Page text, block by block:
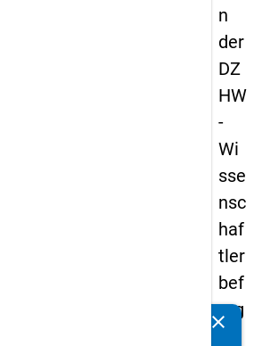
n
der
DZ
HW
-
Wi
sse
nsc
haf
tler
bef
rag
clear